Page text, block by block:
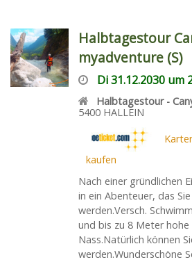
Halbtagestour
myadventure (S)
Di 31.12.2030 um
Halbtagestour -
5400 HALLEIN
kaufen
Nach einer gründlichen
in ein Abenteuer, das
werden.Versch.
und bis zu 8 Meter hohe
Nass.Natürlich können
werden.Wunderschöne